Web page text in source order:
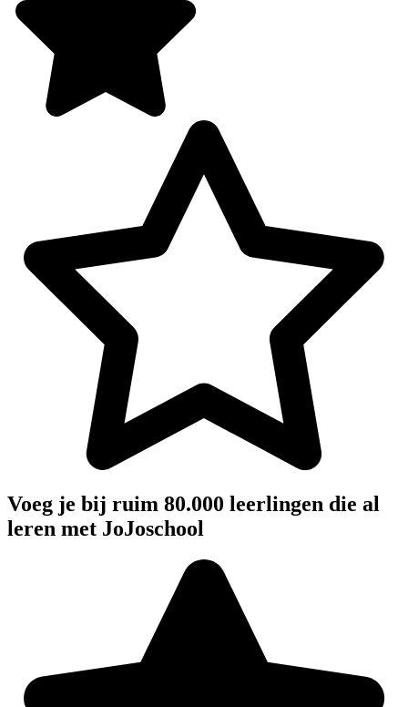
Voeg je bij ruim 80.000 leerlingen die al
leren met JoJoschool